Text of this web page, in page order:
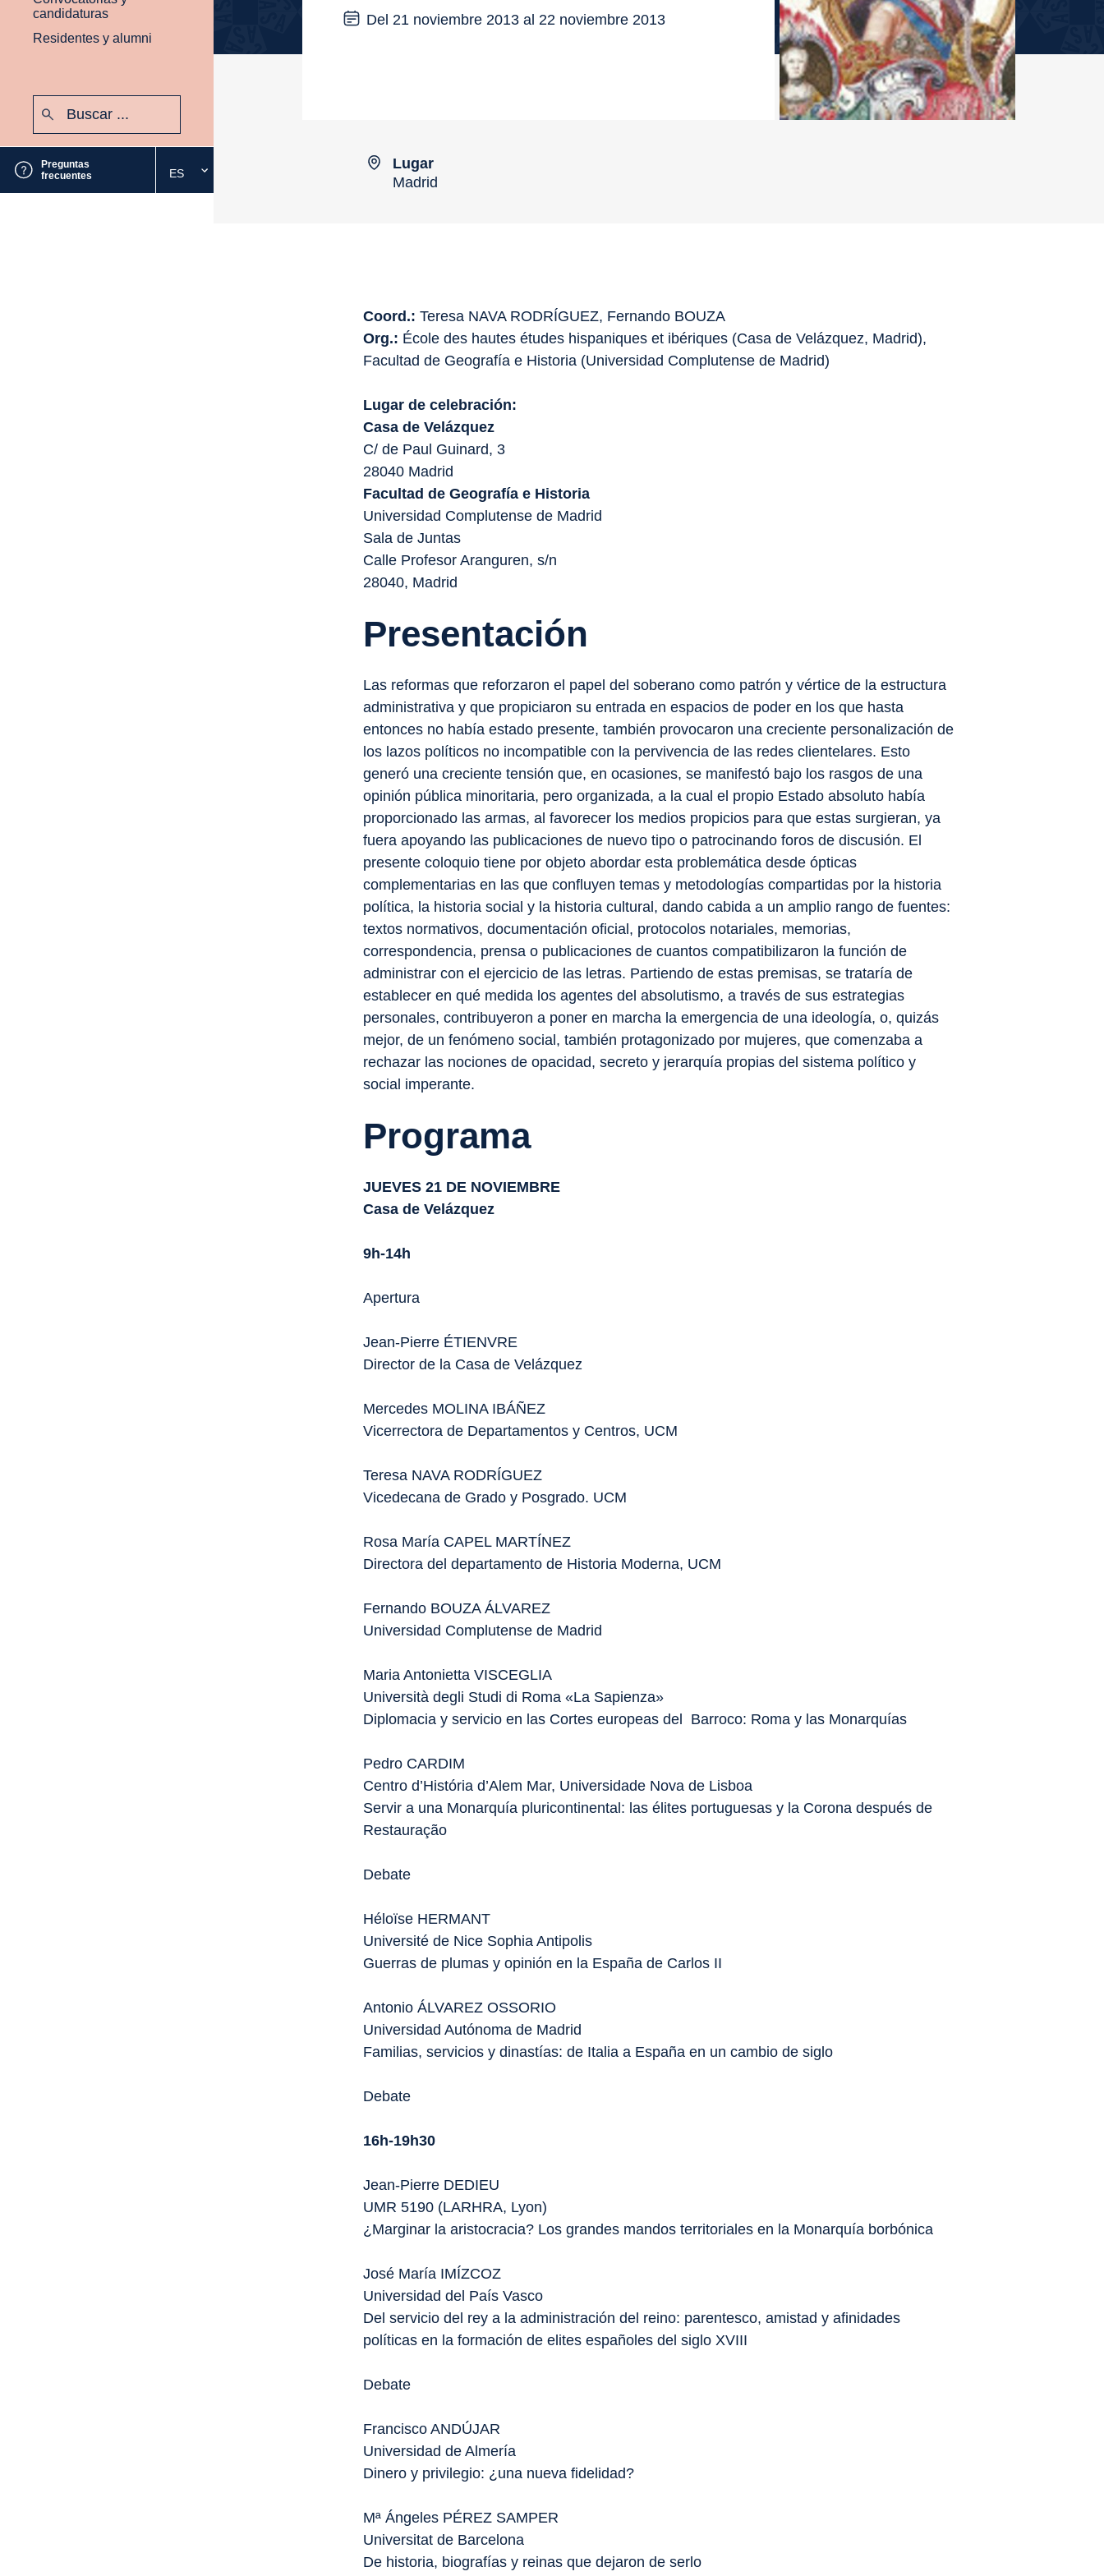
candidaturas
Residentes y alumni
Preguntas
frecuentes
Seleccione
el
ES
Del 21 noviembre 2013 al 22 noviembre 2013
Lugar
Madrid
Coord.: Teresa NAVA RODRÍGUEZ, Fernando BOUZA
Org.: École des hautes études hispaniques et ibériques (Casa de Velázquez, Madrid),
Facultad de Geografía e Historia (Universidad Complutense de Madrid)
Lugar de celebración:
Casa de Velázquez
C/ de Paul Guinard, 3
28040 Madrid
Facultad de Geografía e Historia
Universidad Complutense de Madrid
Sala de Juntas
Calle Profesor Aranguren, s/n
28040, Madrid
Presentación
Las reformas que reforzaron el papel del soberano como patrón y vértice de la estructura
administrativa y que propiciaron su entrada en espacios de poder en los que hasta
entonces no había estado presente, también provocaron una creciente personalización de
los lazos políticos no incompatible con la pervivencia de las redes clientelares. Esto
generó una creciente tensión que, en ocasiones, se manifestó bajo los rasgos de una
opinión pública minoritaria, pero organizada, a la cual el propio Estado absoluto había
proporcionado las armas, al favorecer los medios propicios para que estas surgieran, ya
fuera apoyando las publicaciones de nuevo tipo o patrocinando foros de discusión. El
presente coloquio tiene por objeto abordar esta problemática desde ópticas
complementarias en las que confluyen temas y metodologías compartidas por la historia
política, la historia social y la historia cultural, dando cabida a un amplio rango de fuentes:
textos normativos, documentación oficial, protocolos notariales, memorias,
correspondencia, prensa o publicaciones de cuantos compatibilizaron la función de
administrar con el ejercicio de las letras. Partiendo de estas premisas, se trataría de
establecer en qué medida los agentes del absolutismo, a través de sus estrategias
personales, contribuyeron a poner en marcha la emergencia de una ideología, o, quizás
mejor, de un fenómeno social, también protagonizado por mujeres, que comenzaba a
rechazar las nociones de opacidad, secreto y jerarquía propias del sistema político y
social imperante.
Programa
JUEVES 21 DE NOVIEMBRE
Casa de Velázquez
9h-14h
Apertura
Jean-Pierre ÉTIENVRE
Director de la Casa de Velázquez
Mercedes MOLINA IBÁÑEZ
Vicerrectora de Departamentos y Centros, UCM
Teresa NAVA RODRÍGUEZ
Vicedecana de Grado y Posgrado. UCM
Rosa María CAPEL MARTÍNEZ
Directora del departamento de Historia Moderna, UCM
Fernando BOUZA ÁLVAREZ
Universidad Complutense de Madrid
Maria Antonietta VISCEGLIA
Università degli Studi di Roma «La Sapienza»
Diplomacia y servicio en las Cortes europeas del Barroco: Roma y las Monarquías
Pedro CARDIM
Centro d’História d’Alem Mar, Universidade Nova de Lisboa
Servir a una Monarquía pluricontinental: las élites portuguesas y la Corona después de
Restauração
Debate
Héloïse HERMANT
Université de Nice Sophia Antipolis
Guerras de plumas y opinión en la España de Carlos II
Antonio ÁLVAREZ OSSORIO
Universidad Autónoma de Madrid
Familias, servicios y dinastías: de Italia a España en un cambio de siglo
Debate
16h-19h30
Jean-Pierre DEDIEU
UMR 5190 (LARHRA, Lyon)
¿Marginar la aristocracia? Los grandes mandos territoriales en la Monarquía borbónica
José María IMÍZCOZ
Universidad del País Vasco
Del servicio del rey a la administración del reino: parentesco, amistad y afinidades
políticas en la formación de elites españoles del siglo XVIII
Debate
Francisco ANDÚJAR
Universidad de Almería
Dinero y privilegio: ¿una nueva fidelidad?
Mª Ángeles PÉREZ SAMPER
Universitat de Barcelona
De historia, biografías y reinas que dejaron de serlo